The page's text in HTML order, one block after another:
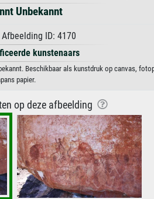
Unbekannt
ID: 4170
kunstenaars
Beschikbaar als kunstdruk op canvas,
papier.
op deze afbeelding